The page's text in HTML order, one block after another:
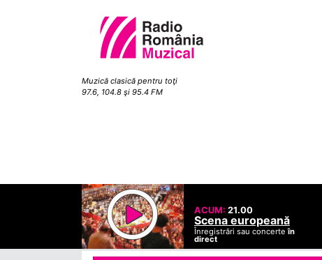
Muzică clasică pentru toţi
97.6, 104.8 şi 95.4 FM
ACUM: 21.00
Scena europeană
Înregistrări sau concerteîn
direct